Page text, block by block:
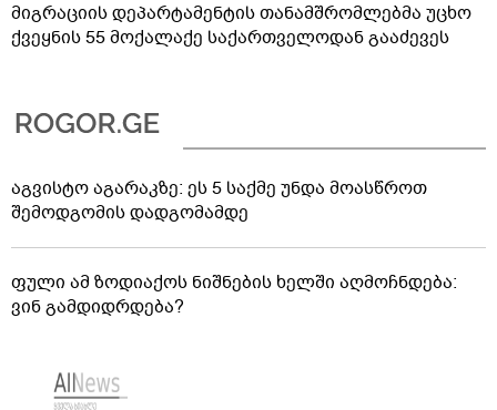
მიგრაციის დეპარტამენტის თანამშრომლებმა უცხო
ქვეყნის 55 მოქალაქე საქართველოდან გააძევეს
აგვისტო აგარაკზე: ეს 5 საქმე უნდა მოასწროთ
შემოდგომის დადგომამდე
ფული ამ ზოდიაქოს ნიშნების ხელში აღმოჩნდება:
ვინ გამდიდრდება?